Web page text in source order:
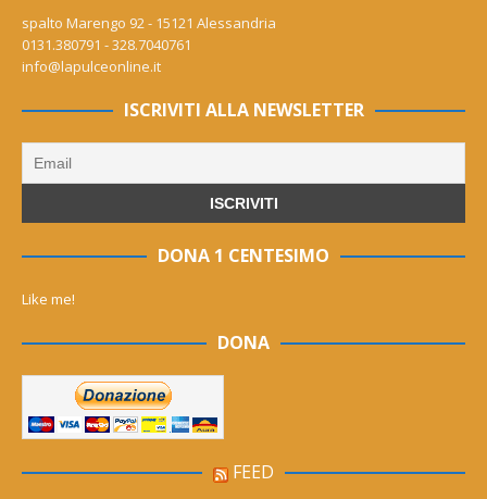
spalto Marengo 92 - 15121 Alessandria
0131.380791 - 328.7040761
info@lapulceonline.it
ISCRIVITI ALLA NEWSLETTER
DONA 1 CENTESIMO
Like me!
DONA
FEED